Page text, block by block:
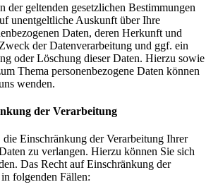
der geltenden gesetzlichen Bestimmungen
unentgeltliche Auskunft über Ihre
Daten, deren Herkunft und
der Datenverarbeitung und ggf. ein
oder Löschung dieser Daten. Hierzu sowie
Thema personenbezogene Daten können
wenden.
der Verarbeitung
die Einschränkung der Verarbeitung Ihrer
zu verlangen. Hierzu können Sie sich
Das Recht auf Einschränkung der
folgenden Fällen: